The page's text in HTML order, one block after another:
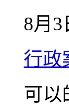
8月3
行政
可以